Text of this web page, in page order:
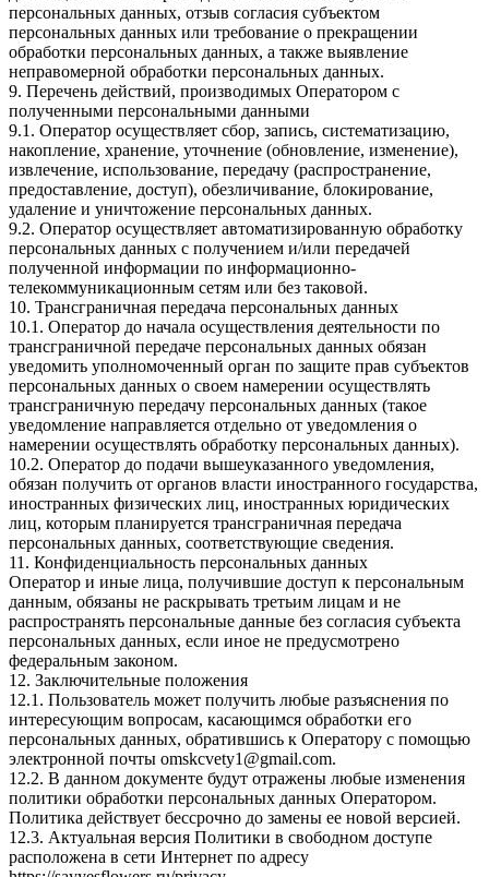
персональных данных, отзыв согласия субъектом
персональных данных или требование о прекращении
обработки персональных данных, а также выявление
неправомерной обработки персональных данных.
9. Перечень действий, производимых Оператором с
полученными персональными данными
9.1. Оператор осуществляет сбор, запись, систематизацию,
накопление, хранение, уточнение (обновление, изменение),
извлечение, использование, передачу (распространение,
предоставление, доступ), обезличивание, блокирование,
удаление и уничтожение персональных данных.
9.2. Оператор осуществляет автоматизированную обработку
персональных данных с получением и/или передачей
полученной информации по информационно-
телекоммуникационным сетям или без таковой.
10. Трансграничная передача персональных данных
10.1. Оператор до начала осуществления деятельности по
трансграничной передаче персональных данных обязан
уведомить уполномоченный орган по защите прав субъектов
персональных данных о своем намерении осуществлять
трансграничную передачу персональных данных (такое
уведомление направляется отдельно от уведомления о
намерении осуществлять обработку персональных данных).
10.2. Оператор до подачи вышеуказанного уведомления,
обязан получить от органов власти иностранного государства,
иностранных физических лиц, иностранных юридических
лиц, которым планируется трансграничная передача
персональных данных, соответствующие сведения.
11. Конфиденциальность персональных данных
Оператор и иные лица, получившие доступ к персональным
данным, обязаны не раскрывать третьим лицам и не
распространять персональные данные без согласия субъекта
персональных данных, если иное не предусмотрено
федеральным законом.
12. Заключительные положения
12.1. Пользователь может получить любые разъяснения по
интересующим вопросам, касающимся обработки его
персональных данных, обратившись к Оператору с помощью
электронной почты omskcvety1@gmail.com.
12.2. В данном документе будут отражены любые изменения
политики обработки персональных данных Оператором.
Политика действует бессрочно до замены ее новой версией.
12.3. Актуальная версия Политики в свободном доступе
расположена в сети Интернет по адресу